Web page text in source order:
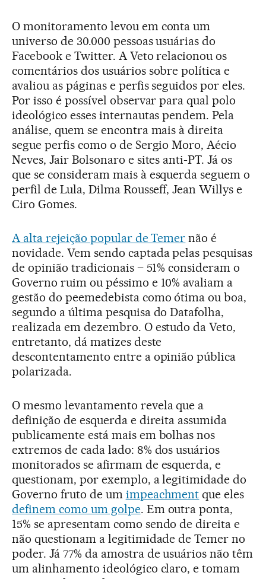
O monitoramento levou em conta um
universo de 30.000 pessoas usuárias do
Facebook e Twitter. A Veto relacionou os
comentários dos usuários sobre política e
avaliou as páginas e perfis seguidos por eles.
Por isso é possível observar para qual polo
ideológico esses internautas pendem. Pela
análise, quem se encontra mais à direita
segue perfis como o de Sergio Moro, Aécio
Neves, Jair Bolsonaro e sites anti-PT. Já os
que se consideram mais à esquerda seguem o
perfil de Lula, Dilma Rousseff, Jean Willys e
Ciro Gomes.
A alta rejeição popular de Temer não é
novidade. Vem sendo captada pelas pesquisas
de opinião tradicionais – 51% consideram o
Governo ruim ou péssimo e 10% avaliam a
gestão do peemedebista como ótima ou boa,
segundo a última pesquisa do Datafolha,
realizada em dezembro. O estudo da Veto,
entretanto, dá matizes deste
descontentamento entre a opinião pública
polarizada.
O mesmo levantamento revela que a
definição de esquerda e direita assumida
publicamente está mais em bolhas nos
extremos de cada lado: 8% dos usuários
monitorados se afirmam de esquerda, e
questionam, por exemplo, a legitimidade do
Governo fruto de um impeachment que eles
definem como um golpe. Em outra ponta,
15% se apresentam como sendo de direita e
não questionam a legitimidade de Temer no
poder. Já 77% da amostra de usuários não têm
um alinhamento ideológico claro, e tomam